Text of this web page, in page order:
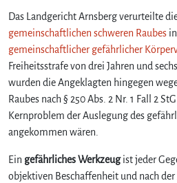
Das Landgericht Arnsberg verurteilte
gemeinschaftlichen schweren Raubes
gemeinschaftlicher gefährlicher
Freiheitsstrafe von drei Jahren und
wurden die Angeklagten hingegen
Raubes nach § 250 Abs. 2 Nr. 1 Fall 2
Kernproblem der Auslegung des
angekommen wären.
Ein gefährliches Werkzeugist jeder
objektiven Beschaffenheit und nach